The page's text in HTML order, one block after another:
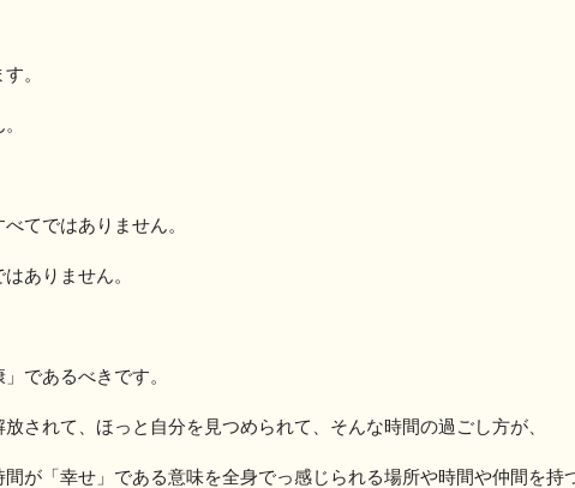
。
てではありません。
ありません。
であるべきです。
されて、ほっと自分を見つめられて、そんな時間の過ごし方が、
間が「幸せ」である意味を全身でっ感じられる場所や時間や仲間を